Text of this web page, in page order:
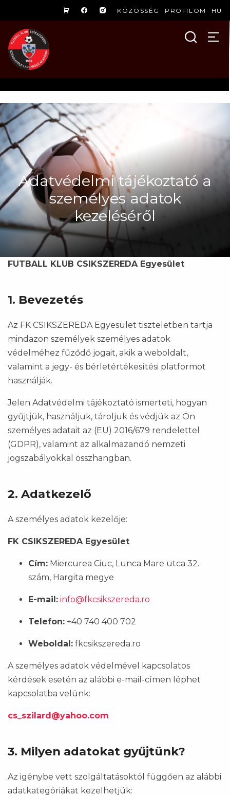
KÖZÖSSÉG PROFILOM HU
Adatvédelmi tájékoztató a
személyes adatok
kezeléséről
FUTBALL KLUB CSIKSZEREDA Egyesület
1. Bevezetés
Az FK CSIKSZEREDA Egyesület tiszteletben tartja
mindazon személyek személyes adatok
védelméhez fűződő jogait, akik a weboldalt,
valamint a jegy- és bérletértékesítési platformot
használják.
Jelen Adatvédelmi tájékoztató ismerteti, hogyan
gyűjtjük, használjuk, tároljuk és védjük az Ön
személyes adatait az (EU) 2016/679 rendelettel
(GDPR), valamint az alkalmazandó nemzeti
jogszabályokkal összhangban.
2. Adatkezelő
A személyes adatok kezelője:
FK CSIKSZEREDA Egyesület
Cím: Miercurea Ciuc, Lunca Mare utca 32.
szám, Hargita megye
E-mail: info@fkcsikszereda.ro
Telefon: +40 740 400 702
Weboldal: fkcsikszereda.ro
A személyes adatok védelmével kapcsolatos
kérdések esetén az alábbi e-mail-címen léphet
kapcsolatba velünk:
cs_szilard@yahoo.com
3. Milyen adatokat gyűjtünk?
Az igénybe vett szolgáltatásoktól függően az alábbi
adatkategóriákat kezelhetjük: